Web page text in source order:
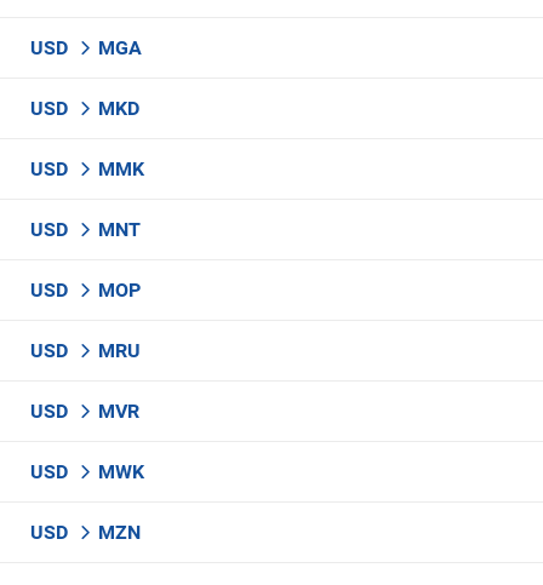
USD MGA
USD MKD
USD MMK
USD MNT
USD MOP
USD MRU
USD MVR
USD MWK
USD MZN